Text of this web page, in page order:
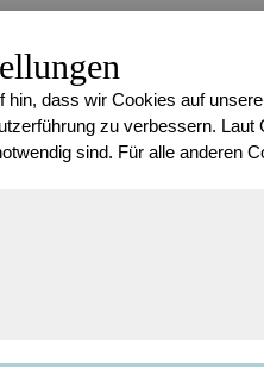
hin, dass wir Cookies auf
zu verbessern.
sind. Für alle anderen